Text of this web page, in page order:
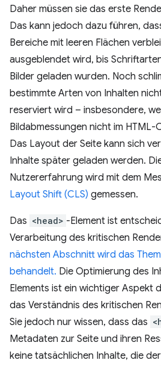
Daher müssen sie das erste
Das kann jedoch dazu führen,
Bereiche mit leeren Flächen
ausgeblendet wird, bis
Bilder geladen wurden. Noch
bestimmte Arten von Inhalten
reserviert wird – insbesondere,
Bildabmessungen nicht im
Das Layout der Seite kann sich
Inhalte später geladen werden.
Nutzererfahrung wird mit dem
Layout Shift (CLS) gemessen.
Das <head> -Element ist
Verarbeitung des kritischen
nächsten Abschnitt wird das
behandelt. Die Optimierung des
Elements ist ein wichtiger Aspekt
das Verständnis des kritischen
Sie jedoch nur wissen, dass das
Metadaten zur Seite und ihren
keine tatsächlichen Inhalte, die